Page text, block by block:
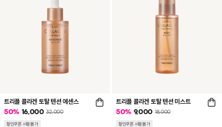
트리플 콜라겐 토탈 텐션 에센스
50% 16,000 32,000
할인쿠폰 사용불가
트리플 콜라겐 토탈 텐션 미스트
50% 9,000 18,000
할인쿠폰 사용불가